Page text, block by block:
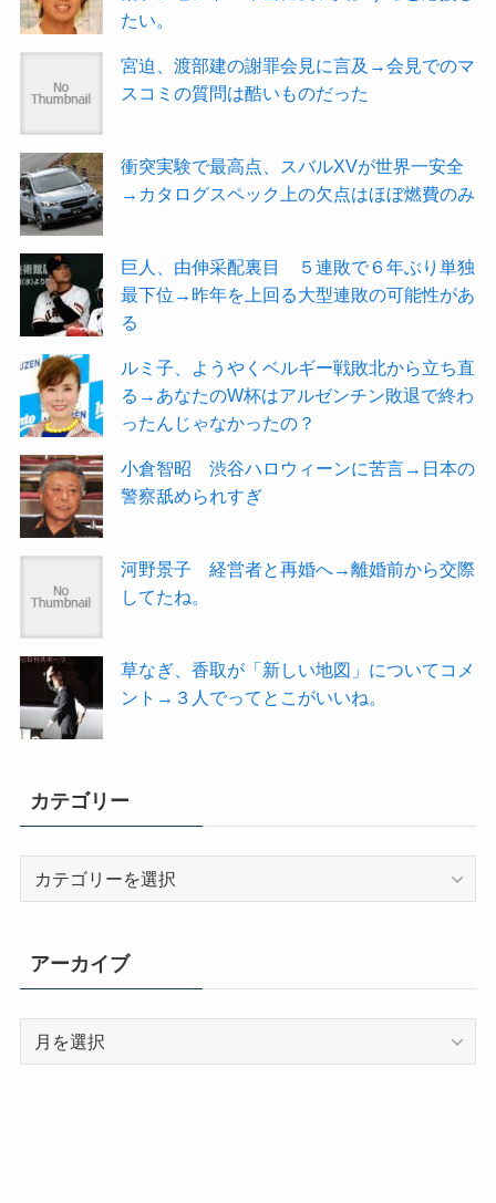
たい。
宮迫、渡部建の謝罪会見に言及→会見でのマ
スコミの質問は酷いものだった
衝突実験で最高点、スバルXVが世界一安全
→カタログスペック上の欠点はほぼ燃費のみ
巨人、由伸采配裏目 ５連敗で６年ぶり単独
最下位→昨年を上回る大型連敗の可能性があ
る
ルミ子、ようやくベルギー戦敗北から立ち直
る→あなたのW杯はアルゼンチン敗退で終わ
ったんじゃなかったの？
小倉智昭 渋谷ハロウィーンに苦言→日本の
警察舐められすぎ
河野景子 経営者と再婚へ→離婚前から交際
してたね。
草なぎ、香取が「新しい地図」についてコメ
ント→３人でってとこがいいね。
カテゴリー
ー
アーカイブ